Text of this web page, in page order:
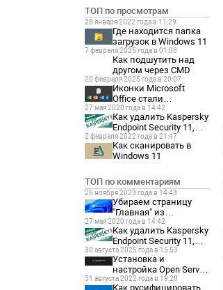
ТОП по просмотрам
28 января 2022 года в 11:29
Где находится папка
загрузок в Windows 11
7 февраля 2025 года в 01:08
Как подшутить над
другом через CMD
20 февраля 2025 года в 20:07
Иконки Microsoft
Office стали
отображаться как
белые листы
27 мая 2020 года в 14:42
Как удалить Kaspersky
Endpoint Security 11,
если забыл пароль?
2 февраля 2022 года в 21:47
Как сканировать в
Windows 11
ТОП по комментариям
26 ноября 2023 года в 14:43
Убираем страницу
"Главная" из
параметров Windows
11
27 мая 2020 года в 14:42
Как удалить Kaspersky
Endpoint Security 11,
если забыл пароль?
30 августа 2025 года в 15:53
Установка и
настройка Open Server
Panel 6
31 августа 2022 года в 19:20
Как русифицировать